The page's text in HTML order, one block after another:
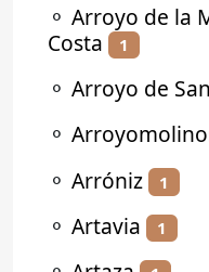
⚬ Arroyo de la
Costa
1
⚬ Arroyo de
⚬
⚬ Arróniz 1
⚬ Artavia 1